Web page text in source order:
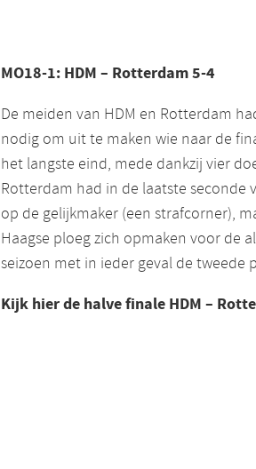
MO18-1: HDM – Rotterdam 5-4
De meiden van HDM en Rotterdam
nodig om uit te maken wie naar de
het langste eind, mede dankzij vier
Rotterdam had in de laatste seconde
op de gelijkmaker (een strafcorner),
Haagse ploeg zich opmaken voor de
seizoen met in ieder geval de tweede
Kijk hier de halve finale HDM –